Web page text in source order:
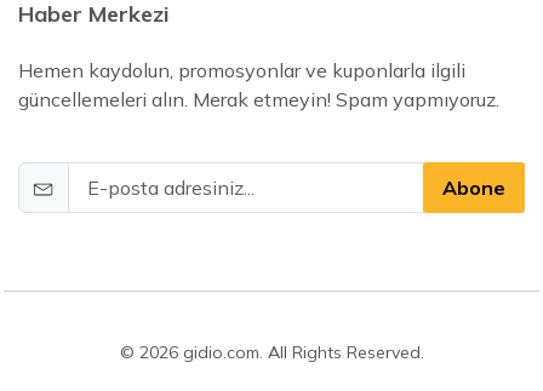
Haber Merkezi
Hemen kaydolun, promosyonlar ve kuponlarla ilgili
güncellemeleri alın. Merak etmeyin! Spam yapmıyoruz.
Abone
© 2026 gidio.com. All Rights Reserved.